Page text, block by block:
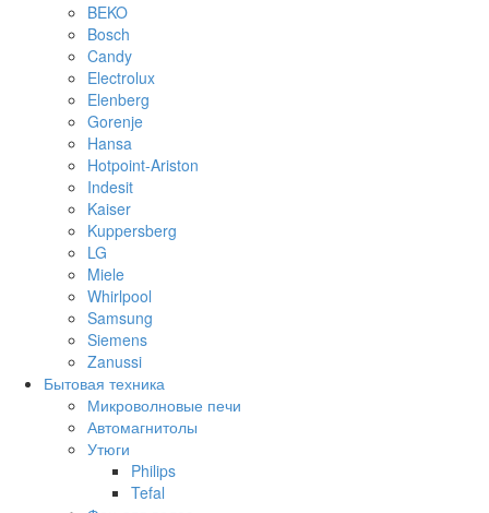
BEKO
Bosch
Candy
Electrolux
Elenberg
Gorenje
Hansa
Hotpoint-Ariston
Indesit
Kaiser
Kuppersberg
LG
Miele
Whirlpool
Samsung
Siemens
Zanussi
Бытовая техника
Микроволновые печи
Автомагнитолы
Утюги
Philips
Tefal